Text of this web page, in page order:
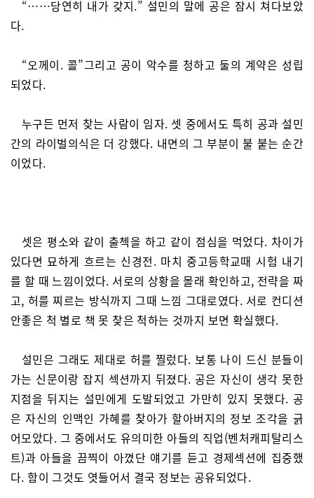
“……당연히 내가 갖지.” 설민의 말에 공은 잠시 쳐다보았
다.
“오께이. 콜”그리고 공이 악수를 청하고 둘의 계약은 성립
되었다.
누구든 먼저 찾는 사람이 임자. 셋 중에서도 특히 공과 설민
간의 라이벌의식은 더 강했다. 내면의 그 부분이 불 붙는 순간
이었다.
셋은 평소와 같이 출첵을 하고 같이 점심을 먹었다. 차이가
있다면 묘하게 흐르는 신경전. 마치 중고등학교때 시험 내기
를 할 때 느낌이었다. 서로의 상황을 몰래 확인하고, 전략을 짜
고, 허를 찌르는 방식까지 그때 느낌 그대로였다. 서로 컨디션
안좋은 척 별로 책 못 찾은 척하는 것까지 보면 확실했다.
설민은 그래도 제대로 허를 찔렀다. 보통 나이 드신 분들이
가는 신문이랑 잡지 섹션까지 뒤졌다. 공은 자신이 생각 못한
지점을 뒤지는 설민에게 도발되었고 가만히 있지 못했다. 공
은 자신의 인맥인 가혜를 찾아가 할아버지의 정보 조각을 긁
어모았다. 그 중에서도 유의미한 아들의 직업(벤처캐피탈리스
트)과 아들을 끔찍이 아꼈단 얘기를 듣고 경제섹션에 집중했
다. 함이 그것도 엿들어서 결국 정보는 공유되었다.